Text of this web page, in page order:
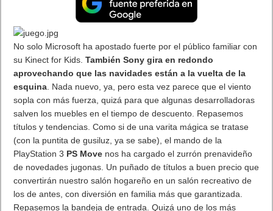
Así, como un Harold Lloyd otomano cualquiera pasaremos la
mayor parte del tiempo en«Assassin’s Creed: Revelations»
último peldaño de una de lassagas más vistosas de los
últimos años.Un título que arrancó hace unas temporadas con
elhalo embaucadorde clásicos como «El Príncipe de Persia»
pero que, a fuerza de escaladas de riesgo (y algún que otro
tropezón y traspié) se ha encaramado a lo más alto de esemix
de acción, rol, plataformas y sigilo con ambientación
exótica y poso culturalque cuenta con una legión de